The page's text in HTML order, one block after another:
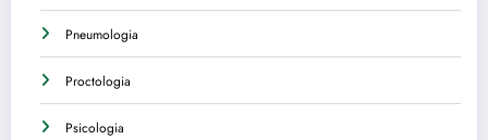
Pneumologia
Proctologia
Psicologia